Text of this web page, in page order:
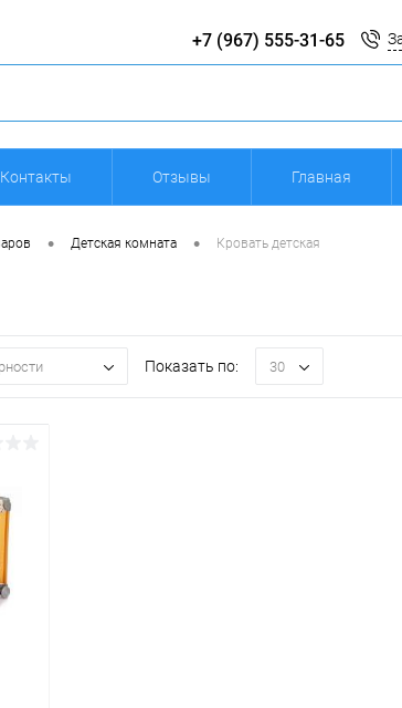
+7 (967) 555-31-65
Контакты Отзывы Главная
• Детская комната • Кровать детская
Показать по: 30